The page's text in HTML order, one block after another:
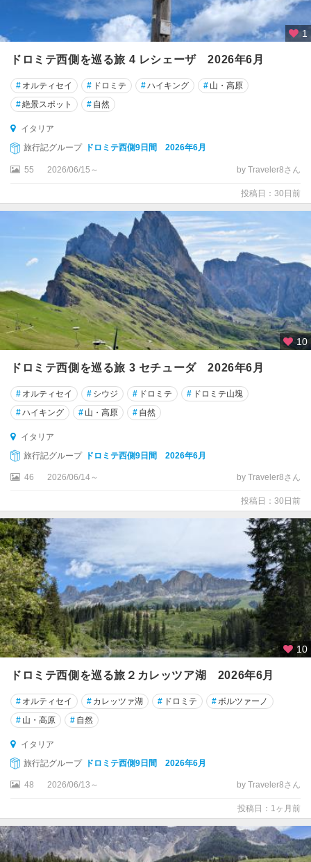
・
マ
ー
ニ
ャ
州
エ
リ
ェ
エ
エ
ル
バ
エ
ン
ナ
ル
ヴ
ー
ト
オ
ー
ト
ラ
ン
ト
ス
テ
ル
メ
ッ
ァ
ー
カ
ゼ
ル
1
ドロミテ西側を巡る旅 4 レシェーザ 2026年6月
# オルティセイ # ドロミテ #ハイキング # 山・高原
#絶景スポット # 自然
イタリア
旅行記グループ
ドロミテ西側9日間 2026年6月
55 2026/06/15～ by Traveler8さん
投稿日：30日前
10
ドロミテ西側を巡る旅 3 セチューダ 2026年6月
# オルティセイ # シウジ # ドロミテ # ドロミテ山塊
#ハイキング # 山・高原 # 自然
イタリア
旅行記グループ
ドロミテ西側9日間 2026年6月
46 2026/06/14～ by Traveler8さん
投稿日：30日前
10
ドロミテ西側を巡る旅２カレッツア湖 2026年6月
# オルティセイ # カレッツァ湖 # ドロミテ #ボルツァーノ
# 山・高原 # 自然
イタリア
旅行記グループ
ドロミテ西側9日間 2026年6月
48 2026/06/13～ by Traveler8さん
投稿日：1ヶ月前